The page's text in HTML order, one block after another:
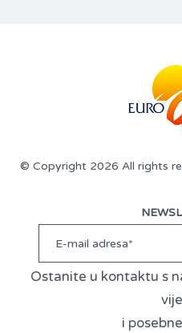
© Copyright 2026 All rights
Ostanite u kontaktu s
i